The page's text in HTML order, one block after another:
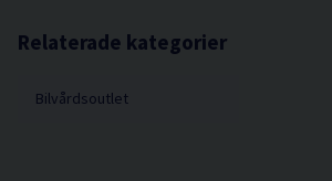
Relaterade kategorier
Bilvårdsoutlet